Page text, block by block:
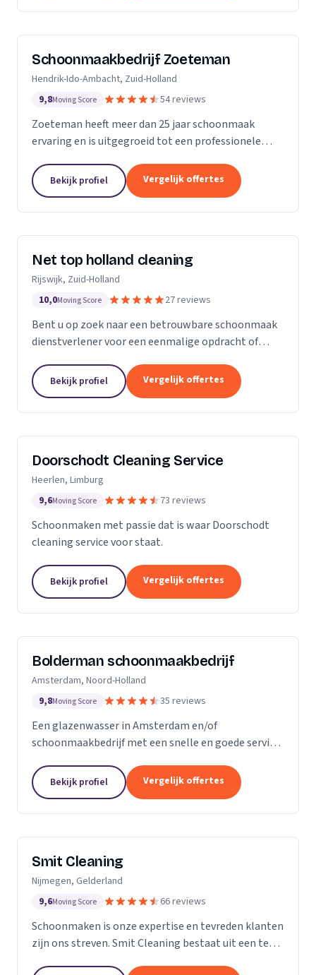
Schoonmaakbedrijf Zoeteman
Hendrik-Ido-Ambacht, Zuid-Holland
9,8Moving Score 54 reviews
Zoeteman heeft meer dan 25 jaar schoonmaak
ervaring en is uitgegroeid tot een professionele
medewerkers zijn we actief in de regio Rotterdam,...
Bekijk profiel Vergelijk offertes
Net top holland cleaning
Rijswijk, Zuid-Holland
10,0Moving Score 27 reviews
Bent u op zoek naar een betrouwbare schoonmaak
dienstverlener voor een eenmalige opdracht of
groeiende onderneming die zich uit wilt breiden in
het vak.
Bekijk profiel Vergelijk offertes
Doorschodt Cleaning Service
Heerlen, Limburg
9,6Moving Score 73 reviews
Schoonmaken met passie dat is waar Doorschodt
cleaning service voor staat.
Bekijk profiel Vergelijk offertes
Bolderman schoonmaakbedrijf
Amsterdam, Noord-Holland
9,8Moving Score 35 reviews
Een glazenwasser in Amsterdam en/of
schoonmaakbedrijf met een snelle en goede service
schoonmaakmedewerkers zijn actief in héél
Amsterdam en ontzorgen u met...
Bekijk profiel Vergelijk offertes
Smit Cleaning
Nijmegen, Gelderland
9,6Moving Score 66 reviews
Schoonmaken is onze expertise en tevreden klanten
zijn ons streven. Smit Cleaning bestaat uit een team